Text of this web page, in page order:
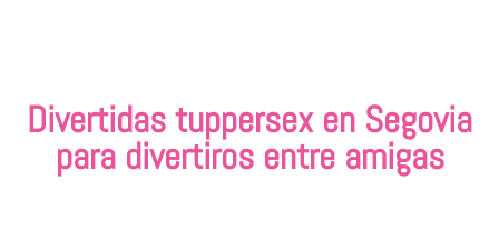
Divertidas tuppersex en Segovia
para divertiros entre amigas